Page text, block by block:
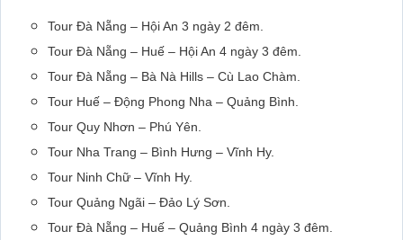
Tour Đà Nẵng – Hội An 3 ngày 2 đêm.
Tour Đà Nẵng – Huế – Hội An 4 ngày 3 đêm.
Tour Đà Nẵng – Bà Nà Hills – Cù Lao Chàm.
Tour Huế – Động Phong Nha – Quảng Bình.
Tour Quy Nhơn – Phú Yên.
Tour Nha Trang – Bình Hưng – Vĩnh Hy.
Tour Ninh Chữ – Vĩnh Hy.
Tour Quảng Ngãi – Đảo Lý Sơn.
Tour Đà Nẵng – Huế – Quảng Bình 4 ngày 3 đêm.